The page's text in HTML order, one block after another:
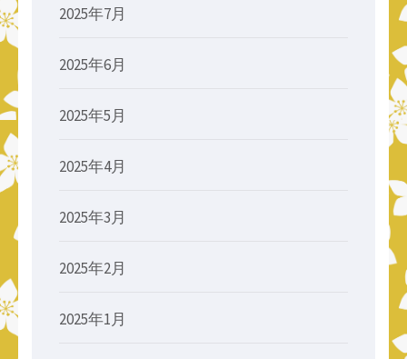
2025年7月
2025年6月
2025年5月
2025年4月
2025年3月
2025年2月
2025年1月